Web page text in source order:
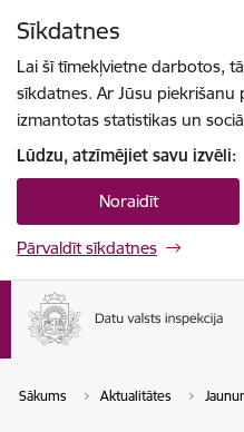
Sīkdatnes
Lai šī tīmekļvietne darbotos,
sīkdatnes. Ar Jūsu piekrišanu
izmantotas statistikas un
Lūdzu, atzīmējiet savu izvēli:
Noraidīt
Pārvaldīt sīkdatnes
Sākums Aktualitātes